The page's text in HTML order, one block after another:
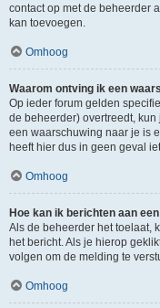
contact op met de beheerder
kan toevoegen.
Omhoog
Waarom ontving ik een
Op ieder forum gelden
de beheerder) overtreedt,
een waarschuwing naar je is
heeft hier dus in geen geval
Omhoog
Hoe kan ik berichten aan
Als de beheerder het toelaat,
het bericht. Als je hierop
volgen om de melding te
Omhoog